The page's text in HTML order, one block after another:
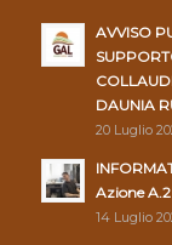
AVVISO
DAUNIA
20 Luglio
Azione A.2
14 Luglio